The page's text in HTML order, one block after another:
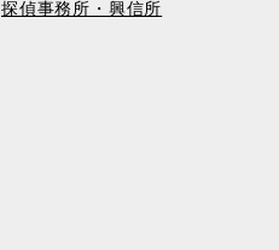
探偵事務所・興信所